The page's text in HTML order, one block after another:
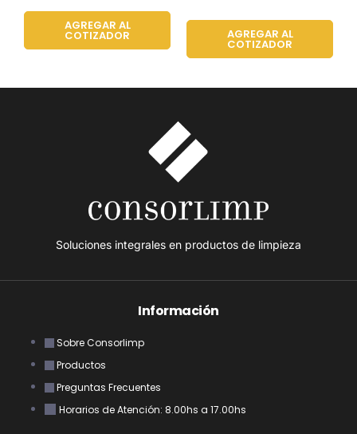
AGREGAR AL
COTIZADOR AGREGAR AL
COTIZADOR
Soluciones integrales en productos de limpieza
Información
Sobre Consorlimp
Productos
Preguntas Frecuentes
Horarios de Atención: 8.00hs a 17.00hs